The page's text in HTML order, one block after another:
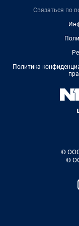
Связаться по
Политика
© ООО
©